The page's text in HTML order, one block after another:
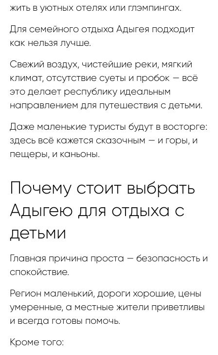
жить в уютных отелях или глэмпингах.
Для семейного отдыха Адыгея подходит
как нельзя лучше.
Свежий воздух, чистейшие реки, мягкий
климат, отсутствие суеты и пробок — всё
это делает республику идеальным
направлением для путешествия с детьми.
Даже маленькие туристы будут в восторге:
здесь всё кажется сказочным — и горы, и
пещеры, и каньоны.
Почему стоит выбрать
Адыгею для отдыха с
детьми
Главная причина проста — безопасность и
спокойствие.
Регион маленький, дороги хорошие, цены
умеренные, а местные жители приветливы
и всегда готовы помочь.
Кроме того: